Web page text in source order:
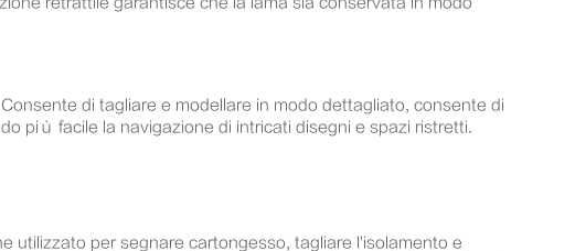
di tagliare e modellare in modo dettagliato, consente di
più facile la navigazione di intricati disegni e spazi ristretti.
utilizzato per segnare cartongesso, tagliare l'isolamento e